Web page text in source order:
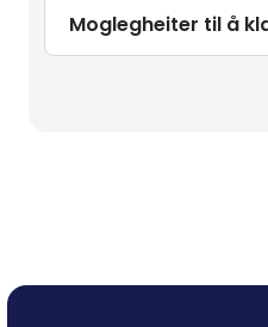
Moglegheiter til å